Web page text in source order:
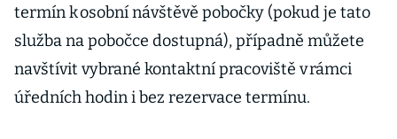
termín k osobní návštěvě pobočky (pokud je tato
služba na pobočce dostupná), případně můžete
navštívit vybrané kontaktní pracoviště v rámci
úředních hodin i bez rezervace termínu.